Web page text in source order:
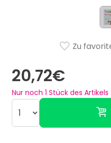
20,72€
Nur noch 1 Stück des
Zu